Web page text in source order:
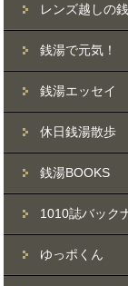
レンズ越しの
銭湯で元気！
銭湯エッセイ
休日銭湯散歩
銭湯BOOKS
1010誌バック
ゆっポくん